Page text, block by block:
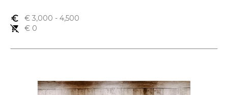
euro_symbol € 3,000 - 4,500
remove_shopping_cart
€ 0